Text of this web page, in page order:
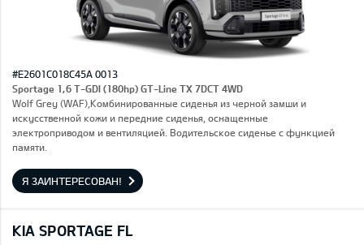
#E2601C018C45A 0013
Sportage 1,6 T-GDI (180hp) GT-Line TX 7DCT 4WD
Wolf Grey (WAF),Комбинированные сиденья из черной замши и
искусственной кожи и передние сиденья, оснащенные
электроприводом и вентиляцией. Водительское сиденье с функцией
памяти.
Я ЗАИНТЕРЕСОВАН!
KIA SPORTAGE FL